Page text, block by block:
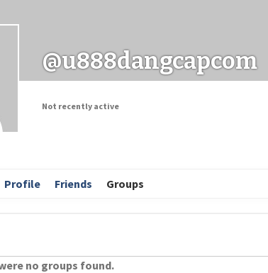
@u888dangcapcom
Not recently active
Profile Friends Groups
no groups found.